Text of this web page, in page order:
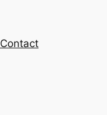
Contact